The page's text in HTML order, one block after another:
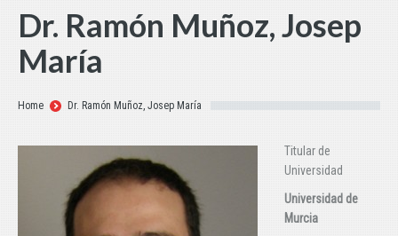
Dr. Ramón Muñoz, Josep
María
Estás aquí:
Home Dr. Ramón Muñoz, Josep María
Titular de
Universidad
Universidad de
Murcia